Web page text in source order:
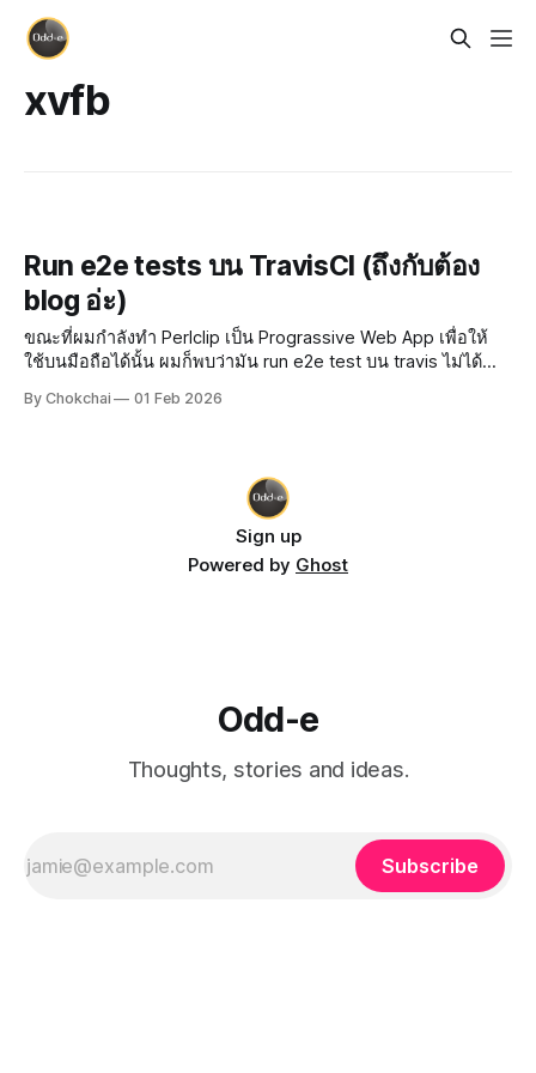
xvfb
Run e2e tests บน TravisCI (ถึงกับต้อง
blog อ่ะ)
ขณะที่ผมกำลังทำ Perlclip เป็น Prograssive Web App เพื่อให้
ใช้บนมือถือได้นั้น ผมก็พบว่ามัน run e2e test บน travis ไม่ได้
start selenium server ไม่ได้
By Chokchai 01 Feb 2026
Sign up
Powered by Ghost
Odd-e
Thoughts, stories and ideas.
Subscribe